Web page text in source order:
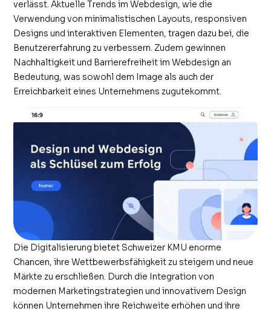
verlässt. Aktuelle Trends im Webdesign, wie die
Verwendung von minimalistischen Layouts, responsiven
Designs und interaktiven Elementen, tragen dazu bei, die
Benutzererfahrung zu verbessern. Zudem gewinnen
Nachhaltigkeit und Barrierefreiheit im Webdesign an
Bedeutung, was sowohl dem Image als auch der
Erreichbarkeit eines Unternehmens zugutekommt.
Die Digitalisierung bietet Schweizer KMU enorme
Chancen, ihre Wettbewerbsfähigkeit zu steigern und neue
Märkte zu erschließen. Durch die Integration von
modernen Marketingstrategien und innovativem Design
können Unternehmen ihre Reichweite erhöhen und ihre